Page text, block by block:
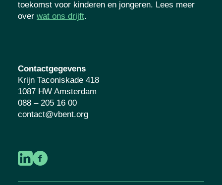
toekomst voor kinderen en jongeren. Lees meer
over wat ons drijft.
Contactgegevens
Krijn Taconiskade 418
1087 HW Amsterdam
088 – 205 16 00
contact@vbent.org